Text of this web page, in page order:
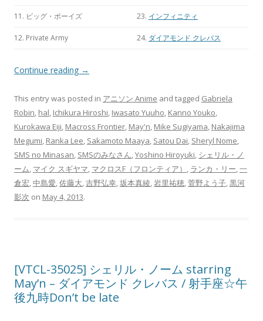
11. ビッグ・ボーイズ 23. インフィニティ
12. Private Army 24. ダイアモンド クレバス
Continue reading →
This entry was posted in アニソン Anime and tagged Gabriela
Robin, hal, Ichikura Hiroshi, Iwasato Yuuho, Kanno Youko,
Kurokawa Eiji, Macross Frontier, May'n, Mike Sugiyama, Nakajima
Megumi, Ranka Lee, Sakamoto Maaya, Satou Dai, Sheryl Nome,
SMS no Minasan, SMSのみなさん,Yoshino Hiroyuki, シェリル・ノ
ーム, マイク スギヤマ, マクロスF（フロンティア） , ランカ・リー,一
倉宏,中島愛,佐藤大,吉野弘幸,坂本真綾,岩里祐穂,菅野よう子,黒河
影次 on May 4, 2013.
[VTCL-35025] シェリル・ノーム starring
May’n – ダイアモンド クレバス / 射手座☆午
後九時Don’t be late